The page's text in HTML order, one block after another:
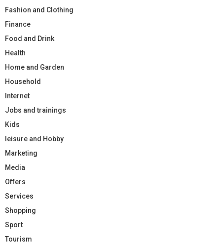
Fashion and Clothing
Finance
Food and Drink
Health
Home and Garden
Household
Internet
Jobs and trainings
Kids
leisure and Hobby
Marketing
Media
Offers
Services
Shopping
Sport
Tourism